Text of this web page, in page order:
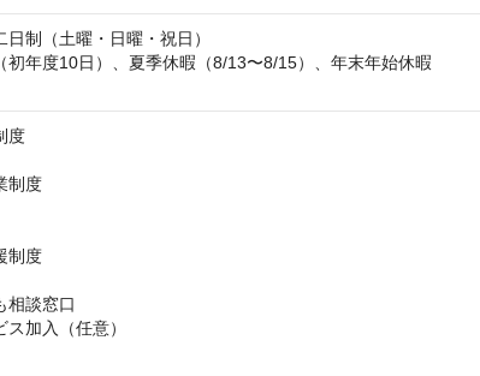
制（土曜・日曜・祝日）
初年度10日）、夏季休暇（8/13〜8/15）、年末年始休暇
度
制度
制度
相談窓口
ス加入（任意）